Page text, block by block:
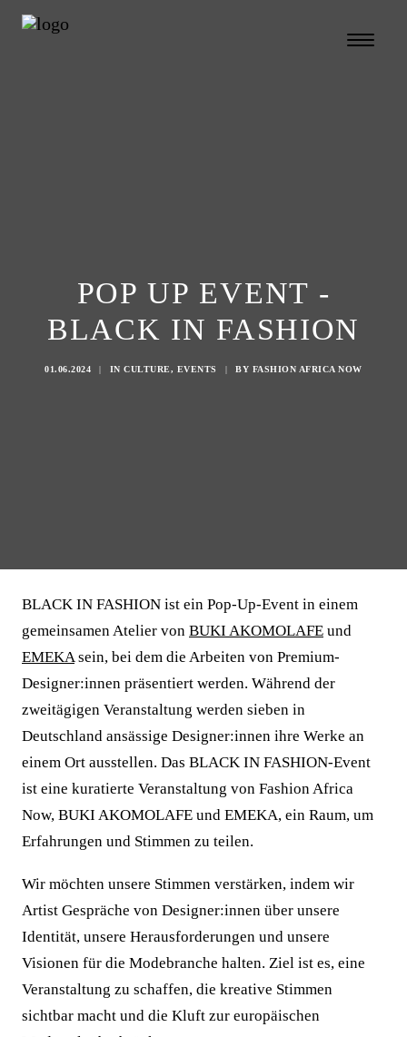
POP UP EVENT -
BLACK IN FASHION
01.06.2024 | INCULTURE, EVENTS | BY FASHION AFRICA NOW
BLACK IN FASHION ist ein Pop-Up-Event in einem
gemeinsamen Atelier von BUKI AKOMOLAFE und
EMEKAsein, bei dem die Arbeiten von Premium-
Designer:innen präsentiert werden. Während der
zweitägigen Veranstaltung werden sieben in
Deutschland ansässige Designer:innen ihre Werke an
einem Ort ausstellen. Das BLACK IN FASHION-Event
ist eine kuratierte Veranstaltung von Fashion Africa
Now, BUKI AKOMOLAFE und EMEKA, ein Raum, um
Erfahrungen und Stimmen zu teilen.
Wir möchten unsere Stimmen verstärken, indem wir
Artist Gespräche von Designer:innen über unsere
Identität, unsere Herausforderungen und unsere
Visionen für die Modebranche halten. Ziel ist es, eine
Veranstaltung zu schaffen, die kreative Stimmen
sichtbar macht und die Kluft zur europäischen